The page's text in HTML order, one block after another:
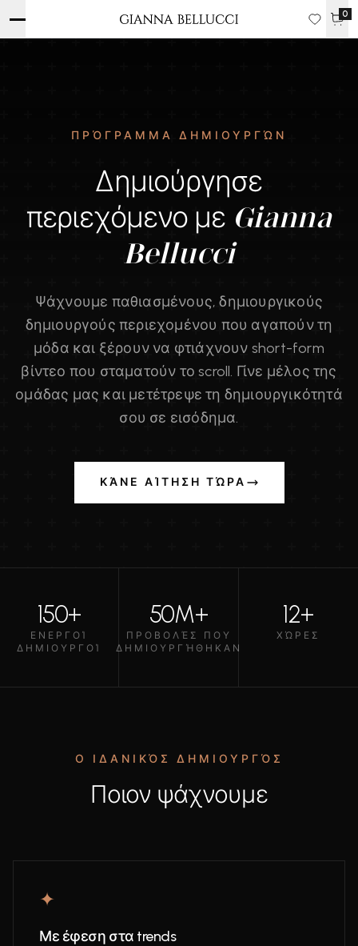
0
ΠΡΌΓΡΑΜΜΑ ΔΗΜΙΟΥΡΓΏΝ
Δημιούργησε
περιεχόμενο με Gianna
Bellucci
Ψάχνουμε παθιασμένους, δημιουργικούς
δημιουργούς περιεχομένου που αγαπούν τη
μόδα και ξέρουν να φτιάχνουν short-form
βίντεο που σταματούν το scroll. Γίνε μέλος της
ομάδας μας και μετέτρεψε τη δημιουργικότητά
σου σε εισόδημα.
ΚΆΝΕ ΑΊΤΗΣΗ ΤΏΡΑ
150+
ΕΝΕΡΓΟΊ
ΔΗΜΙΟΥΡΓΟΊ
50M+
ΠΡΟΒΟΛΈΣ ΠΟΥ
ΔΗΜΙΟΥΡΓΉΘΗΚΑΝ
12+
ΧΏΡΕΣ
Ο ΙΔΑΝΙΚΌΣ ΔΗΜΙΟΥΡΓΌΣ
Ποιον ψάχνουμε
✦
Με έφεση στα trends